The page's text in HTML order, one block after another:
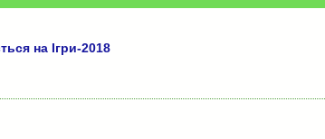
на Ігри-2018